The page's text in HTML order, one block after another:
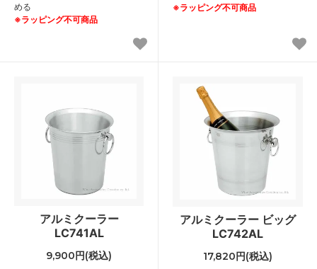
める
※ラッピング不可商品
※ラッピング不可商品
アルミクーラー
LC741AL
9,900円(税込)
アルミクーラー ビッグ
LC742AL
17,820円(税込)